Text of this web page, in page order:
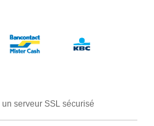
serveur SSL sécurisé